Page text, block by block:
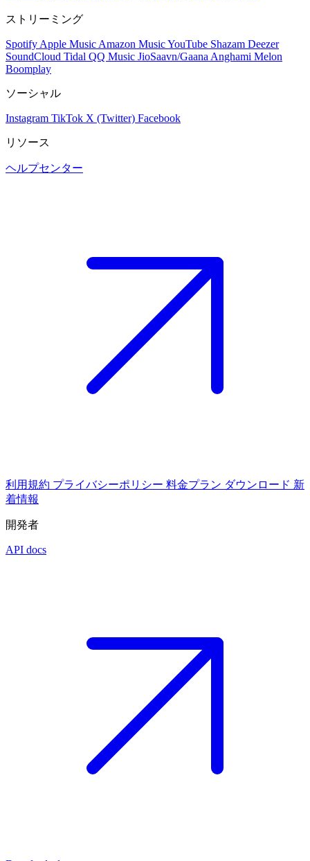
ストリーミング
Spotify Apple Music Amazon MusicYouTube Shazam Deezer
SoundCloud Tidal QQ Music JioSaavn/Gaana Anghami Melon
Boomplay
ソーシャル
Instagram TikTok X (Twitter) Facebook
リソース
ヘルプセンター
利用規約 プライバシーポリシー 料金プラン ダウンロード 新
着情報
開発者
API docs